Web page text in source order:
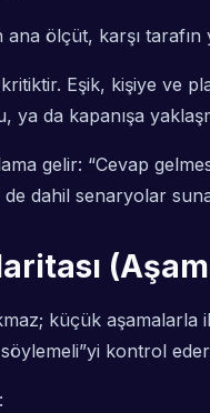
ana ölçüt, karşı
Eşik, kişiye ve
ya da kapanışa
gelir: “Cevap
dahil senaryolar
küçük aşamalarla
kontrol